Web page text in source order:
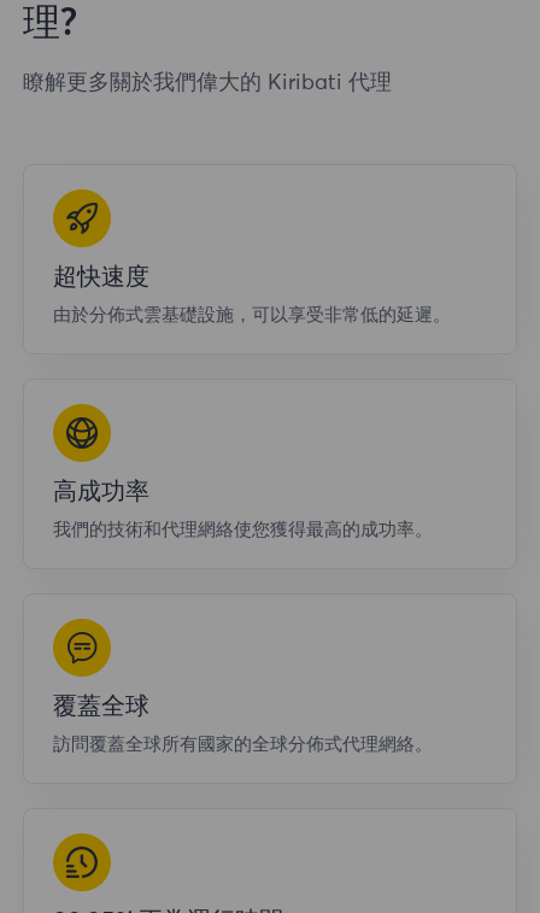
理?
瞭解更多關於我們偉大的 Kiribati 代理
超快速度
由於分佈式雲基礎設施，可以享受非常低的延遲。
高成功率
我們的技術和代理網絡使您獲得最高的成功率。
覆蓋全球
訪問覆蓋全球所有國家的全球分佈式代理網絡。